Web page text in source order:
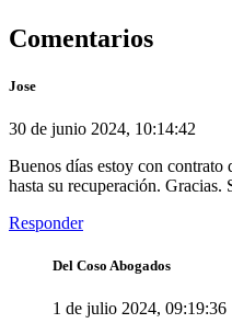
Comentarios
Jose
30 de junio 2024, 10:14:42
Buenos días estoy con contrato
hasta su recuperación. Gracias.
Responder
Del Coso Abogados
1 de julio 2024, 09:19:36